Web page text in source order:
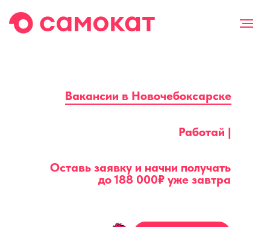
Работай |
Оставь заявку и начни получать
до188 000₽ уже завтра
Вакансии в Новочебоксарске